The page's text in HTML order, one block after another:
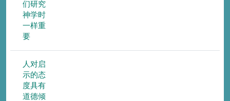
们研究
神学时
一样重
要
人对启
示的态
度具有
道德倾